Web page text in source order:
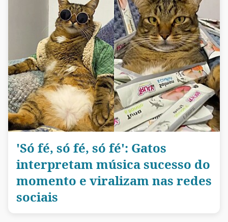
'Só fé, só fé, só fé': Gatos
interpretam música sucesso do
momento e viralizam nas redes
sociais